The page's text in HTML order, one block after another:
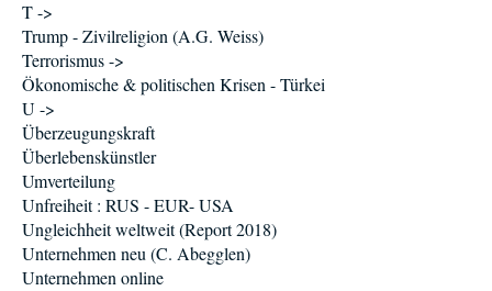
T ->
Trump - Zivilreligion (A.G. Weiss)
Terrorismus ->
Ökonomische & politischen Krisen - Türkei
U ->
Überzeugungskraft
Überlebenskünstler
Umverteilung
Unfreiheit : RUS - EUR- USA
Ungleichheit weltweit (Report 2018)
Unternehmen neu (C. Abegglen)
Unternehmen online